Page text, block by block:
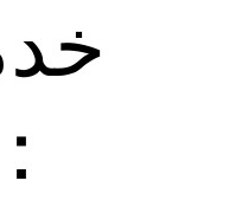
الساخن：